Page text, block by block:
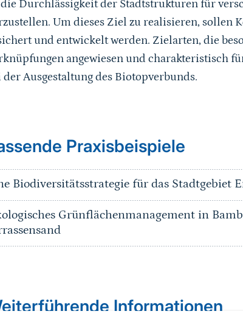
Durchlässigkeit der Stadtstrukturen für
Um dieses Ziel zu realisieren, sollen
und entwickelt werden. Zielarten, die
angewiesen und charakteristisch
der Ausgestaltung des Biotopverbunds.
Praxisbeispiele
Biodiversitätsstrategie für das Stadtgebiet
Grünflächenmanagement in
Informationen